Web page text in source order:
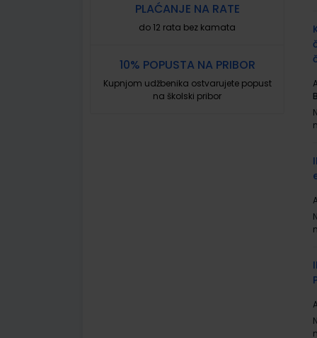
PLAĆANJE NA RATE
do 12 rata bez kamata
10% POPUSTA NA PRIBOR
Kupnjom udžbenika ostvarujete popust
na školski pribor